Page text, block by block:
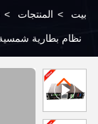
بيت > المنتجات >
بطارية LTO NMC LFP